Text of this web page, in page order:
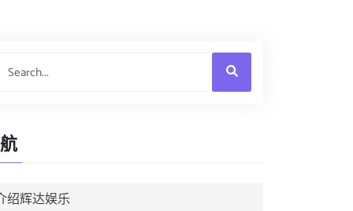
绍辉达娱乐